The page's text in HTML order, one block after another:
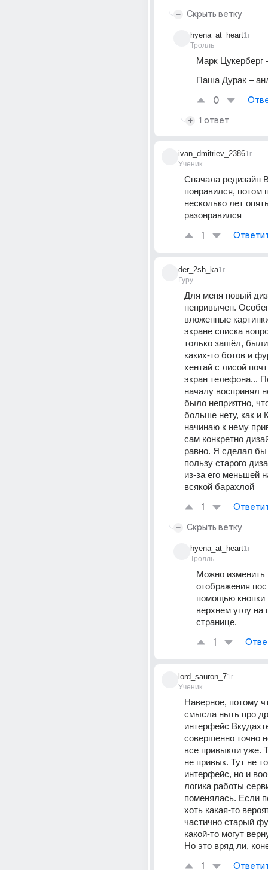
Скрыть ветку
hyena_at_heart
Тролль
1г
Марк Цукерберг
Паша Дурак –
0
1 ответ
ivan_dmitriev_2386
Ученик
1г
Сначала редизайн
понравился, потом
несколько лет
разонравился
1
der_2sh_ka
Гуру
1г
Для меня новый
непривычен.
вложенные
экране списка
только зашёл,
каких-то ботов и
хентай с лисой
экран телефона...
началу воспринял
было неприятно,
больше нету, как и
начинаю к нему
сам конкретно
равно. Я сделал
пользу старого
из-за его меньшей
всякой барахлой
1
Скрыть ветку
hyena_at_heart
Тролль
1г
Можно изменить
отображения
помощью кнопки
верхнем углу на
странице.
1
lord_sauron_7
Ученик
1г
Наверное, потому
смысла ныть про
интерфейс
совершенно точно
все привыкли уже.
не привык. Тут не
интерфейс, но и
логика работы
поменялась. Если
хоть какая-то
частично старый
какой-то могут
Но это вряд ли,
1